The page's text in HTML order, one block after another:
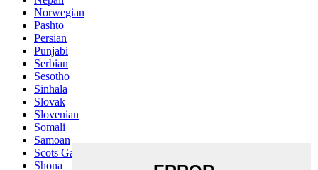
Norwegian
Pashto
Persian
Punjabi
Serbian
Sesotho
Sinhala
Slovak
Slovenian
Somali
Samoan
Scots Gaelic
Shona